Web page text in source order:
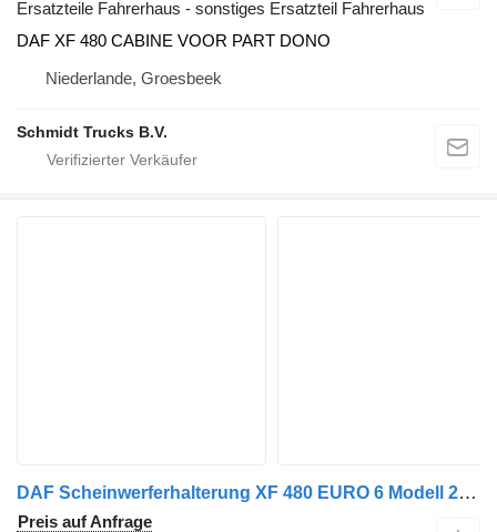
Ersatzteile Fahrerhaus - sonstiges Ersatzteil Fahrerhaus
DAF XF 480 CABINE VOOR PART DONO
Niederlande, Groesbeek
Schmidt Trucks B.V.
DAF Scheinwerferhalterung XF 480 EURO 6 Modell 2020 2107373 Abdeckung für LKW
Preis auf Anfrage